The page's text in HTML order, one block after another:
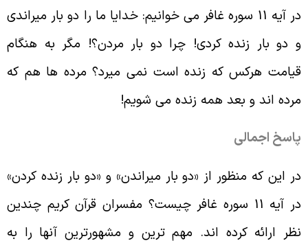
در آیه 11 سوره غافر می خوانیم: خدایا ما را دو بار میراندی
دو بار زنده کردی! چرا دو بار مردن؟! مگر به هنگام
هرکس که زنده است نمی میرد؟ مرده ها هم که
اند و بعد همه زنده می شویم!
اجمالی
این که منظور از «دو بار میراندن» و «دو بار زنده کردن»
در آیه 11 سوره غافر چیست؟ مفسران قرآن کریم چندین
ارائه کرده اند. مهم ترین و مشهورترین آنها را به